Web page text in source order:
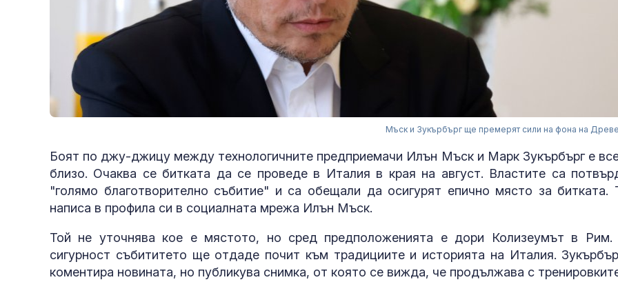
Мъск и Зукърбърг ще премерят сили на фона на
Боят по джу-джицу между технологичните предприемачи Илън Мъск и Марк Зукърбърг е
близо. Очаква се битката да се проведе в Италия в края на август. Властите са
"голямо благотворително събитие" и са обещали да осигурят епично място за битката.
написа в профила си в социалната мрежа Илън Мъск.
Той не уточнява кое е мястото, но сред предположенията е дори Колизеумът в
сигурност събититето ще отдаде почит към традициите и историята на Италия.
коментира новината, но публикува снимка, от която се вижда, че продължава с